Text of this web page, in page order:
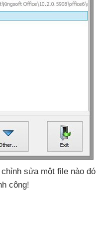
sửa một file nào đó
công!